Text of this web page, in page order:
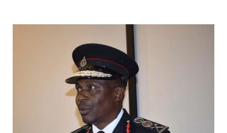
OSCAR ASSENGA-Aug 09 2026
Kutafuta Ladha Tofauti? ORIJIN Ndio
OSCAR ASSENGA
DKT AKWILAPO: WIZARA YA ARDHI
MSUMBA -Aug 09 2026
NDEJEMBI AWASHA UMEME
MSUMBA-Aug 10 2026